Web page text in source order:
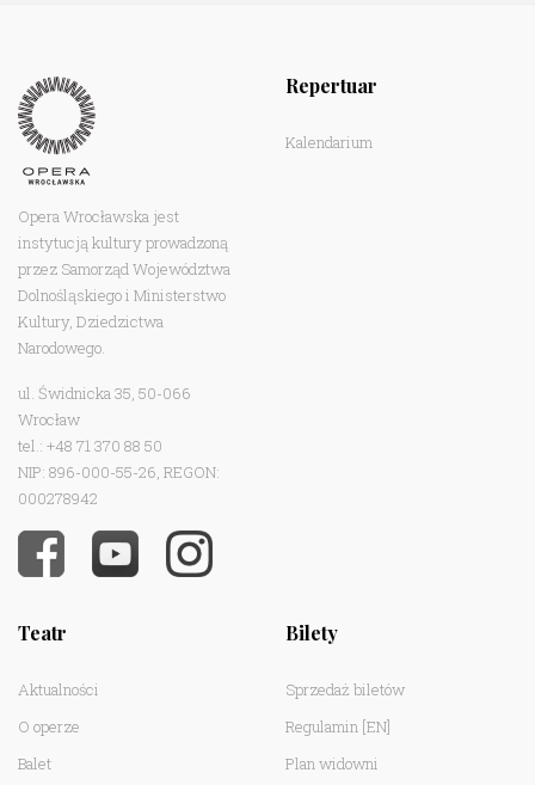
Opera Wrocławska jest
instytucją kultury prowadzoną
przez Samorząd Województwa
Dolnośląskiego i Ministerstwo
Kultury, Dziedzictwa
Narodowego.
ul. Świdnicka 35, 50-066
Wrocław
tel.: +48 71 370 88 50
NIP: 896-000-55-26, REGON:
000278942
Repertuar
Kalendarium
Teatr
Aktualności
O operze
Balet
Bilety
Sprzedaż biletów
Regulamin [EN]
Plan widowni